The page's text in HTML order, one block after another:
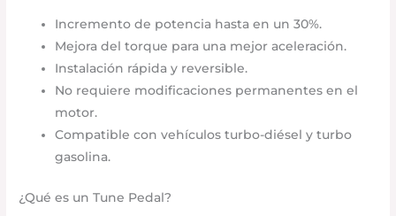
Incremento de potencia hasta en un 30%.
Mejora del torque para una mejor aceleración.
Instalación rápida y reversible.
No requiere modificaciones permanentes en el
motor.
Compatible con vehículos turbo-diésel y turbo
gasolina.
¿Qué es un Tune Pedal?